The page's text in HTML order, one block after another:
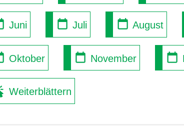
Juni Juli August
Oktober November
Weiterblättern